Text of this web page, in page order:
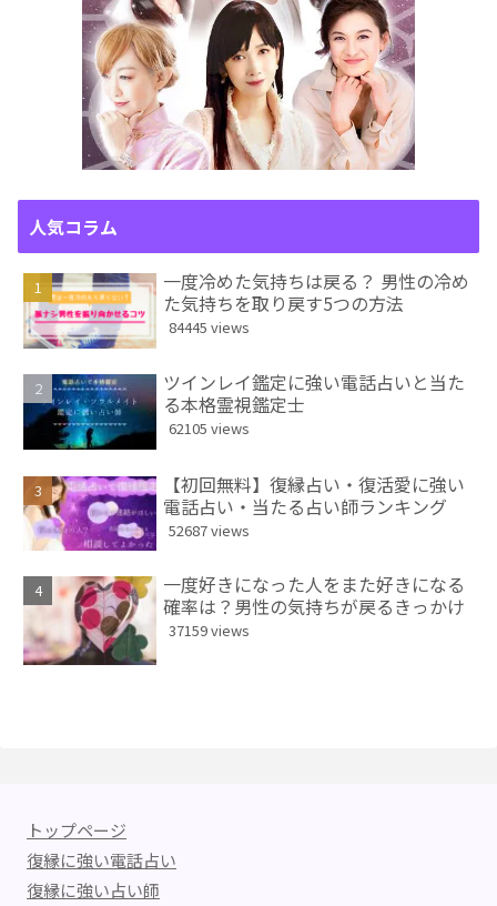
人気コラム
一度冷めた気持ちは戻る？ 男性の冷め
た気持ちを取り戻す5つの方法
84445 views
ツインレイ鑑定に強い電話占いと当た
る本格霊視鑑定士
62105 views
【初回無料】復縁占い・復活愛に強い
電話占い・当たる占い師ランキング
52687 views
一度好きになった人をまた好きになる
確率は？男性の気持ちが戻るきっかけ
37159 views
トップページ
復縁に強い電話占い
復縁に強い占い師